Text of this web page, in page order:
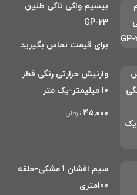
بیسیم واکی تاکی طنین
GP-23
برای قیمت تماس بگیرید
وارنیش حرارتی رنگی قطر
10 میلیمتر-یک متر
۴۵,۰۰۰ تومان
سیم افشان 1 مشکی-حلقه
100متری